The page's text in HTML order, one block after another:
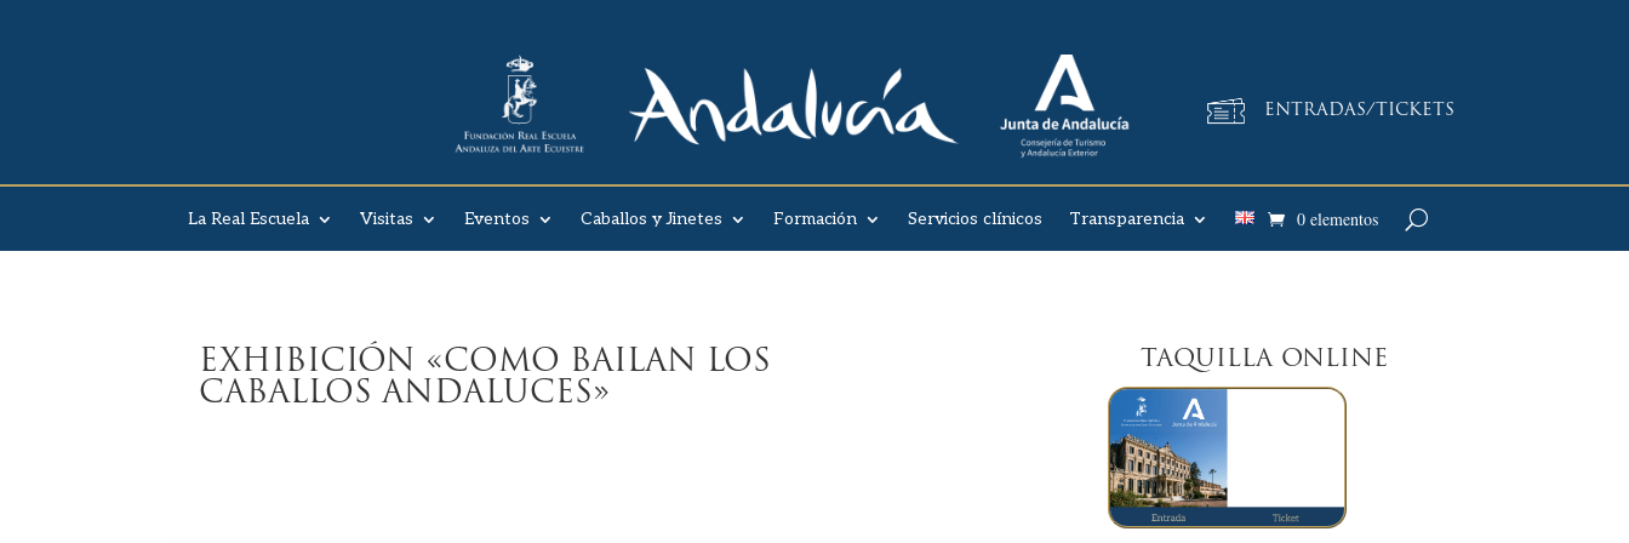
ENTRADAS/TICKETS
La Real Escuela Visitas Eventos Caballos y Jinetes Formación Servicios clínicos Transparencia 0 elementos
EXHIBICIÓN «COMO BAILAN LOS
CABALLOS ANDALUCES»
TAQUILLA ONLINE